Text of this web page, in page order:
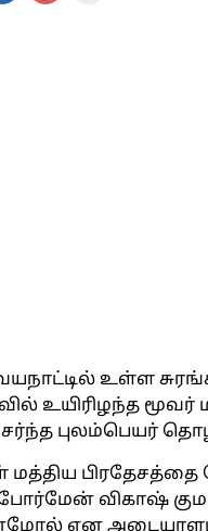
உள்ள
உயிரிழந்த
புலம்பெயர்
மத்திய
விகாஷ்
என அடையாளம்